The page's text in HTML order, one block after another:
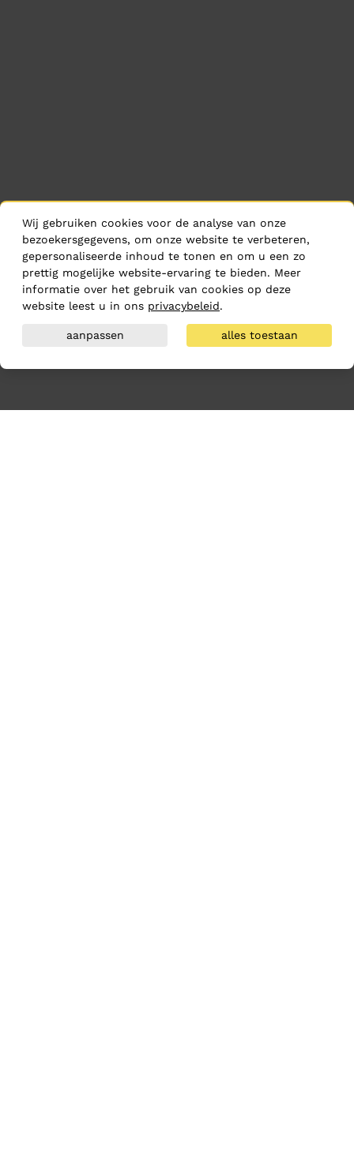
Wij gebruiken cookies voor de analyse van onze
bezoekersgegevens, om onze website te verbeteren,
gepersonaliseerde inhoud te tonen en om u een zo
prettig mogelijke website-ervaring te bieden. Meer
informatie over het gebruik van cookies op deze
website leest u in ons privacybeleid.
aanpassen alles toestaan